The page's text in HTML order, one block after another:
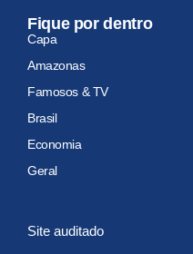
Fique por dentro
Capa
Amazonas
Famosos & TV
Brasil
Economia
Geral
Site auditado